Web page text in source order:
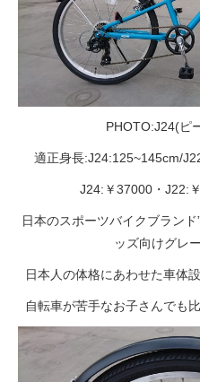
オリジナル自転車
PB全車種カタログ
Norwayシリーズ
イベント
PHOTO:J24(ピ
適正身長:J24:125~145cm/
J24:￥37000・J22:
日本のスポーツバイクブランド
ッズ向けグレ
日本人の体格にあわせた車体
自転車が苦手なお子さんでも